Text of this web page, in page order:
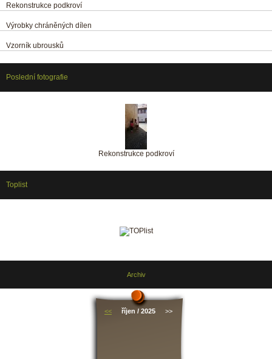
Rekonstrukce podkroví
Výrobky chráněných dílen
Vzorník ubrousků
Poslední fotografie
Rekonstrukce podkroví
Toplist
Archiv
<< říjen / 2025 >>